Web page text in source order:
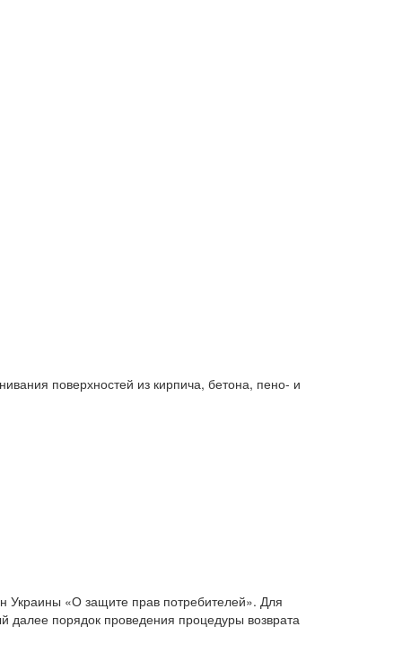
поверхностей из кирпича, бетона, пено- и
Украины «О защите прав потребителей». Для
далее порядок проведения процедуры возврата